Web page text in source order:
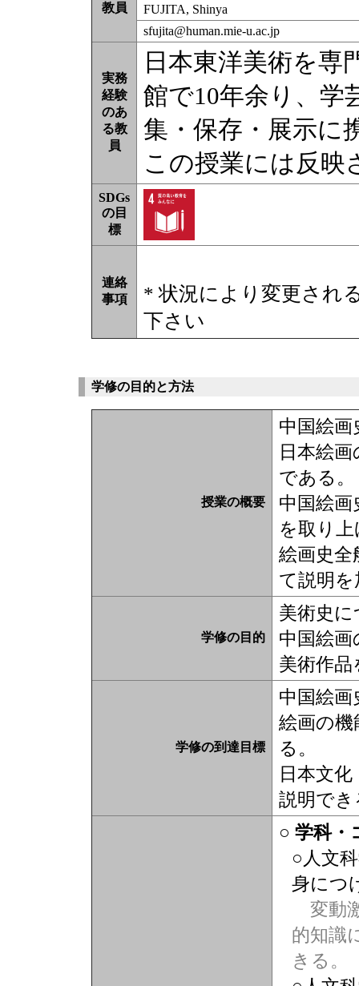
教員
FUJITA, Shinya
sfujita@human.mie-u.ac.jp
実務
経験
のあ
る教
員
日本東洋美術を専
館で10年余り、学
集・保存・展示に
この授業には反映
SDGs
の目
標
連絡
事項
* 状況により変更され
下さい
学修の目的と方法
授業の概要
中国絵画
日本絵
である。
中国絵
を取り
絵画史
て説明
学修の目的
美術史
中国絵
美術作
学修の到達目標
中国絵
絵画の
る。
日本文
説明で
○ 学科・
○人文
身につ
変動
的知識
きる。